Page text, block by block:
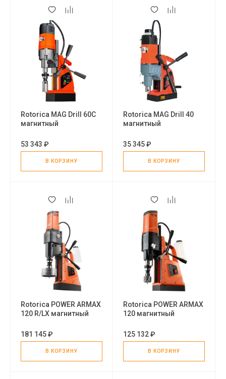
Rotorica MAG Drill 60С
магнитный
53 343 ₽
В КОРЗИНУ
Rotorica MAG Drill 40
магнитный
35 345 ₽
В КОРЗИНУ
Rotorica POWER ARMAX
120 R/LX магнитный
181 145 ₽
В КОРЗИНУ
Rotorica POWER ARMAX
120 магнитный
125 132 ₽
В КОРЗИНУ